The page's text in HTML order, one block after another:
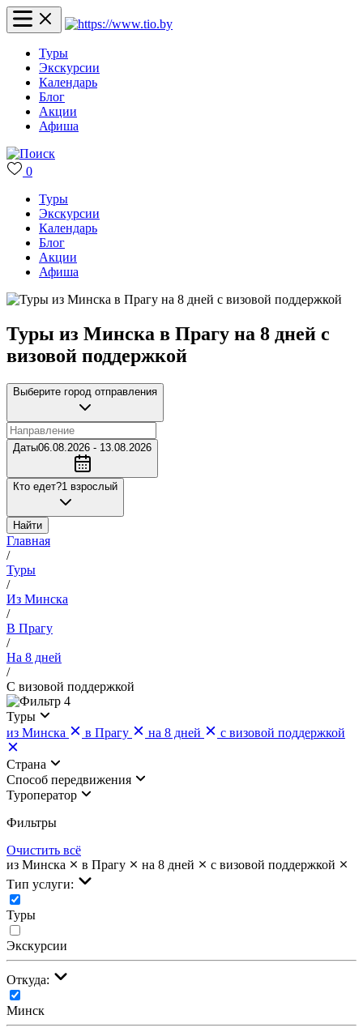
Туры
Экскурсии
Календарь
Блог
Акции
Афиша
0
Туры
Экскурсии
Календарь
Блог
Акции
Афиша
Туры из Минска в Прагу на 8 дней с
визовой поддержкой
Выберите город отправления
Даты06.08.2026 - 13.08.2026
Кто едет?1 взрослый
Найти
Главная
/
Туры
/
Из Минска
/
В Прагу
/
На 8 дней
/
С визовой поддержкой
4
Туры
из Минска
в Прагу на 8 дней с визовой поддержкой
Страна
Cпособ передвижения
Туроператор
Фильтры
Очистить всё
из Минска
в Прагу на 8 дней
с визовой поддержкой
Тип услуги:
Туры
Экскурсии
Откуда:
Минск